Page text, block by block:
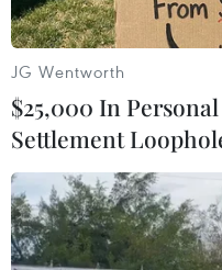
#Eurozone
#chính sách tiền tệ
Theo dõi VietnamPlus
JG Wentworth
$25,000 In
Settlement